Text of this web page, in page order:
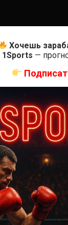
Хочешь
1Sports —